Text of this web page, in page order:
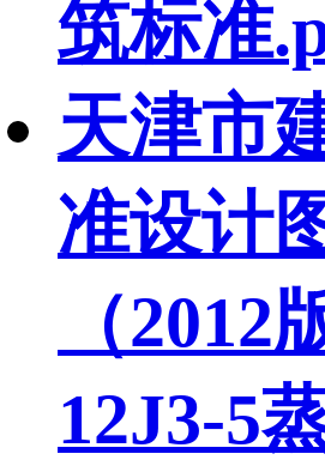
筑标准
天津市
准设计
（2012
12J3-5